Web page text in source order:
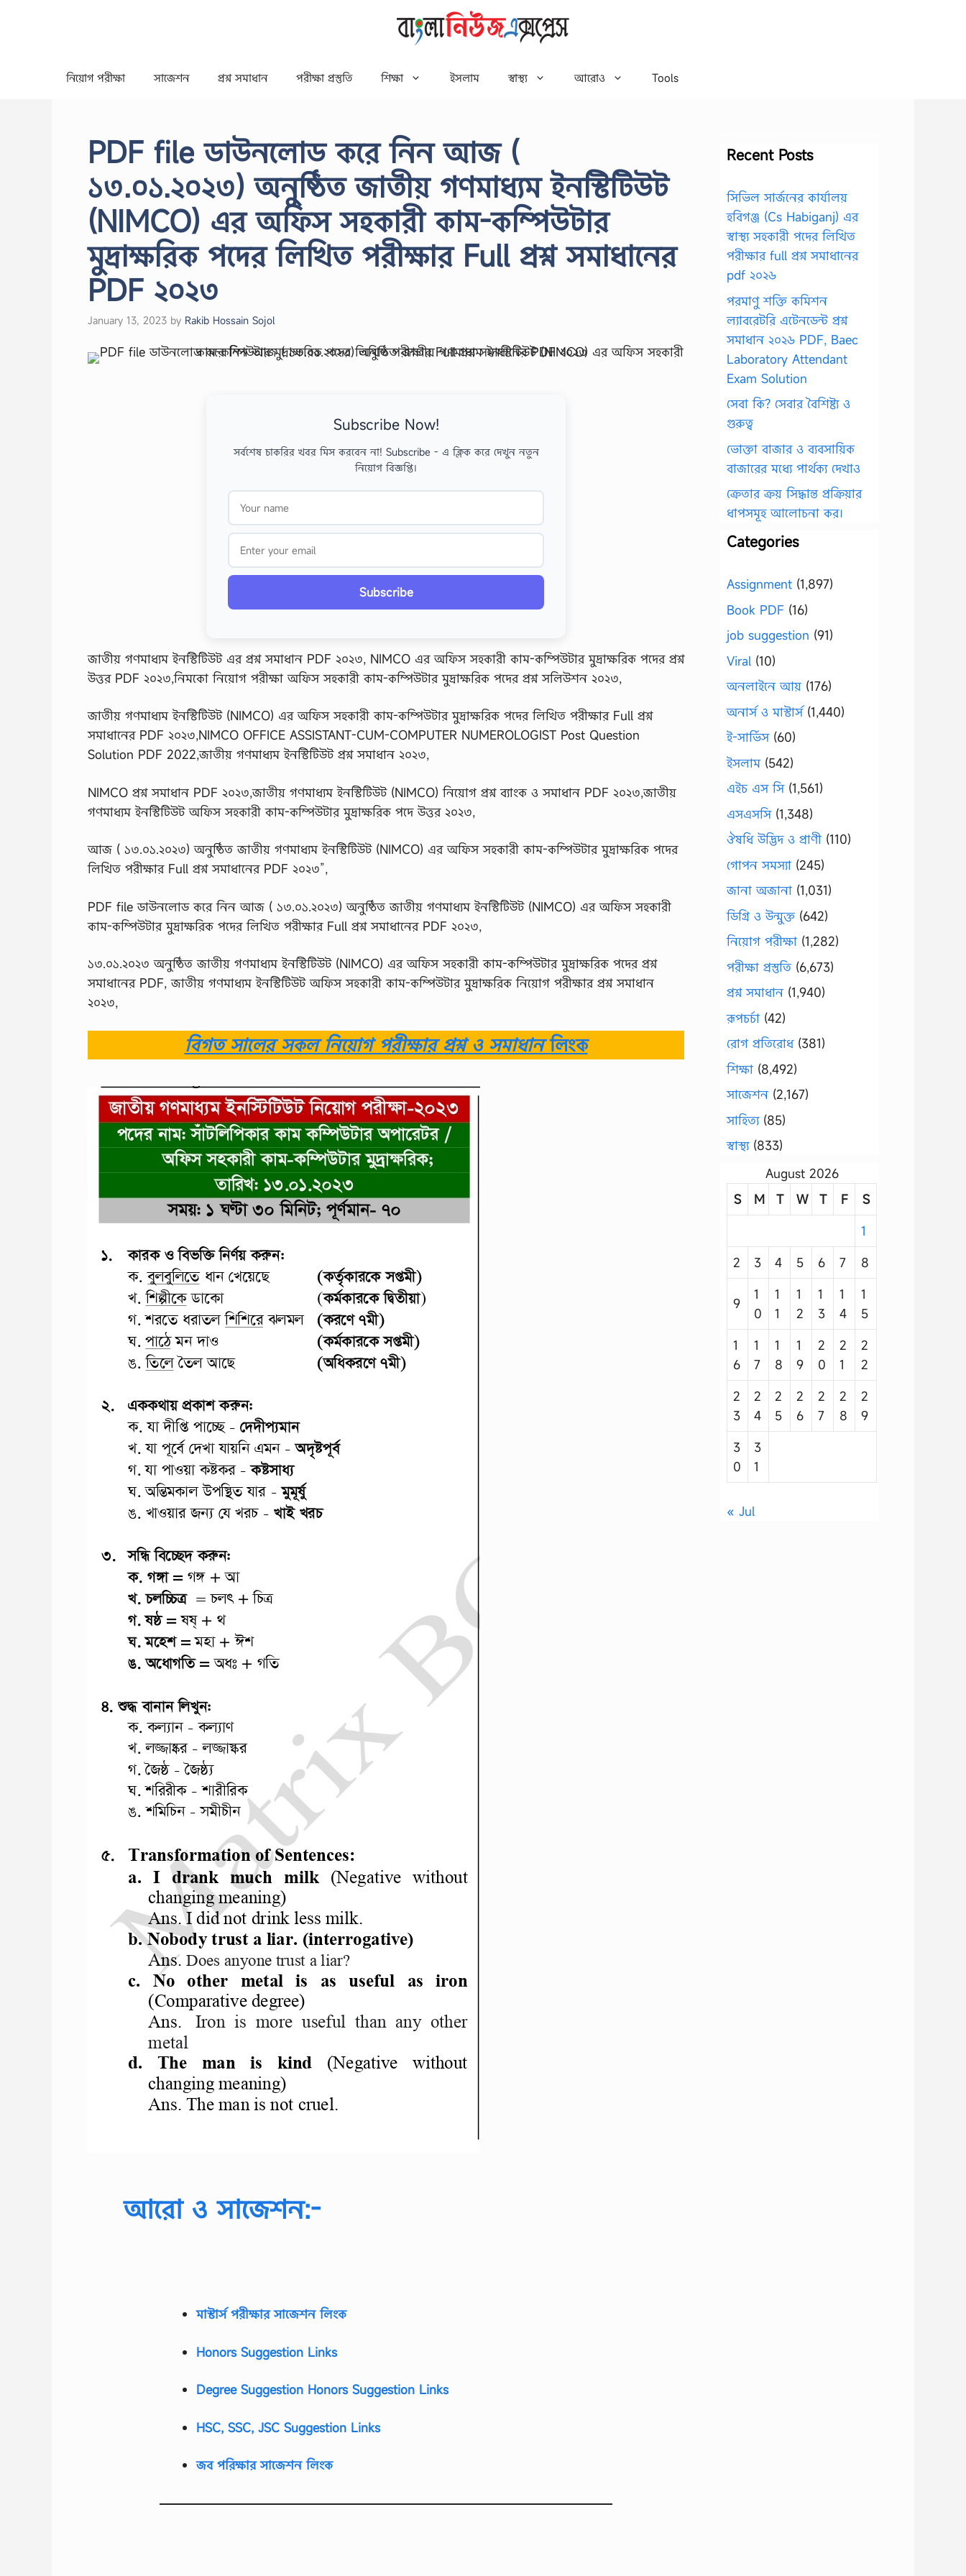
নিয়োগ পরীক্ষা সাজেশন প্রশ্ন সমাধান পরীক্ষা প্রস্তুতি শিক্ষা ইসলাম স্বাস্থ্য আরোও Tools
PDF file ডাউনলোড করে নিন আজ (
১৩.০১.২০২৩) অনুষ্ঠিত জাতীয় গণমাধ্যম ইনস্টিটিউট
(NIMCO) এর অফিস সহকারী কাম-কম্পিউটার
মুদ্রাক্ষরিক পদের লিখিত পরীক্ষার Full প্রশ্ন সমাধানের
PDF ২০২৩
January 13, 2023 by Rakib Hossain Sojol
Subscribe Now!
সর্বশেষ চাকরির খবর মিস করবেন না! Subscribe - এ ক্লিক করে দেখুন নতুন
নিয়োগ বিজ্ঞপ্তি।
Subscribe
জাতীয় গণমাধ্যম ইনস্টিটিউট এর প্রশ্ন সমাধান PDF ২০২৩, NIMCO এর অফিস সহকারী কাম-কম্পিউটার মুদ্রাক্ষরিক পদের প্রশ্ন
উত্তর PDF ২০২৩,নিমকো নিয়োগ পরীক্ষা অফিস সহকারী কাম-কম্পিউটার মুদ্রাক্ষরিক পদের প্রশ্ন সলিউশন ২০২৩,
জাতীয় গণমাধ্যম ইনস্টিটিউট (NIMCO) এর অফিস সহকারী কাম-কম্পিউটার মুদ্রাক্ষরিক পদের লিখিত পরীক্ষার Full প্রশ্ন
সমাধানের PDF ২০২৩,NIMCO OFFICE ASSISTANT-CUM-COMPUTER NUMEROLOGIST Post Question
Solution PDF 2022,জাতীয় গণমাধ্যম ইনস্টিটিউট প্রশ্ন সমাধান ২০২৩,
NIMCO প্রশ্ন সমাধান PDF ২০২৩,জাতীয় গণমাধ্যম ইনস্টিটিউট (NIMCO) নিয়োগ প্রশ্ন ব্যাংক ও সমাধান PDF ২০২৩,জাতীয়
গণমাধ্যম ইনস্টিটিউট অফিস সহকারী কাম-কম্পিউটার মুদ্রাক্ষরিক পদে উত্তর ২০২৩,
আজ ( ১৩.০১.২০২৩) অনুষ্ঠিত জাতীয় গণমাধ্যম ইনস্টিটিউট (NIMCO) এর অফিস সহকারী কাম-কম্পিউটার মুদ্রাক্ষরিক পদের
লিখিত পরীক্ষার Full প্রশ্ন সমাধানের PDF ২০২৩”,
PDF file ডাউনলোড করে নিন আজ ( ১৩.০১.২০২৩) অনুষ্ঠিত জাতীয় গণমাধ্যম ইনস্টিটিউট (NIMCO) এর অফিস সহকারী
কাম-কম্পিউটার মুদ্রাক্ষরিক পদের লিখিত পরীক্ষার Full প্রশ্ন সমাধানের PDF ২০২৩,
১৩.০১.২০২৩ অনুষ্ঠিত জাতীয় গণমাধ্যম ইনস্টিটিউট (NIMCO) এর অফিস সহকারী কাম-কম্পিউটার মুদ্রাক্ষরিক পদের প্রশ্ন
সমাধানের PDF, জাতীয় গণমাধ্যম ইনস্টিটিউট অফিস সহকারী কাম-কম্পিউটার মুদ্রাক্ষরিক নিয়োগ পরীক্ষার প্রশ্ন সমাধান
২০২৩,
বিগত সালের সকল নিয়োগ পরীক্ষার প্রশ্ন ও সমাধানলিংক
আরো ও সাজেশন:-
মাস্টার্স পরীক্ষার সাজেশন লিংক
Honors Suggestion Links
Degree Suggestion Honors Suggestion Links
HSC, SSC, JSC Suggestion Links
জব পরিক্ষার সাজেশন লিংক
Recent Posts
সিভিল সার্জনের কার্যালয়
হবিগঞ্জ (Cs Habiganj) এর
স্বাস্থ্য সহকারী পদের লিখিত
পরীক্ষার full প্রশ্ন সমাধানের
pdf ২০২৬
পরমাণু শক্তি কমিশন
ল্যাবরেটরি এটেনডেন্ট প্রশ্ন
সমাধান ২০২৬ PDF, Baec
Laboratory Attendant
Exam Solution
সেবা কি? সেবার বৈশিষ্ট্য ও
গুরুত্ব
ভোক্তা বাজার ও ব্যবসায়িক
বাজারের মধ্যে পার্থক্য দেখাও
ক্রেতার ক্রয় সিদ্ধান্ত প্রক্রিয়ার
ধাপসমূহ আলোচনা কর।
Categories
Assignment (1,897)
Book PDF (16)
job suggestion (91)
Viral (10)
অনলাইনে আয় (176)
অনার্স ও মাস্টার্স(1,440)
ই-সার্ভিস(60)
ইসলাম(542)
এইচ এস সি(1,561)
এসএসসি(1,348)
ঔষধি উদ্ভিদ ও প্রাণী (110)
গোপন সমস্যা (245)
জানা অজানা (1,031)
ডিগ্রি ও উন্মুক্ত (642)
নিয়োগ পরীক্ষা (1,282)
পরীক্ষা প্রস্তুতি (6,673)
প্রশ্ন সমাধান (1,940)
রূপচর্চা (42)
রোগ প্রতিরোধ(381)
শিক্ষা (8,492)
সাজেশন (2,167)
সাহিত্য(85)
স্বাস্থ্য(833)
August 2026
S
M T W T F
S
1
2
3 4 5 6 7 8
9
1
0
1
1
1
2
1
3
1
4
1
5
1
6
1
7
1
8
1
9
2
0
2
1
2
2
2
3
2
4
2
5
2
6
2
7
2
8
2
9
3
0
3
1
« Jul